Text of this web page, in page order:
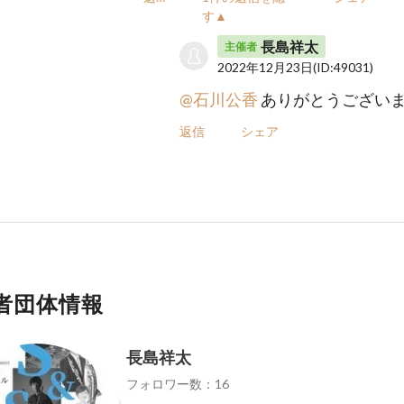
す▲
主催者 長島祥太
2022年12月23日(ID:49031)
@石川公香 ありがとうござい
返信 シェア
団体情報
長島祥太
フォロワー数：16